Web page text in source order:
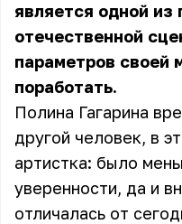
является одной из
отечественной
параметров своей
поработать.
Полина Гагарина
другой человек, в
артистка: было
уверенности, да и
отличалась от